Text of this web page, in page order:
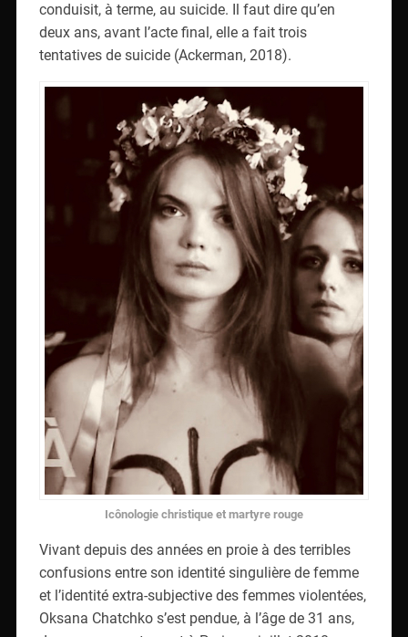
conduisit, à terme, au suicide. Il faut dire qu’en
deux ans, avant l’acte final, elle a fait trois
tentatives de suicide (Ackerman, 2018).
Icônologie christique et martyre rouge
Vivant depuis des années en proie à des terribles
confusions entre son identité singulière de femme
et l’identité extra-subjective des femmes violentées,
Oksana Chatchko s’est pendue, à l’âge de 31 ans,